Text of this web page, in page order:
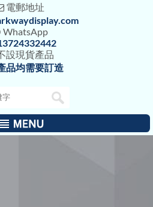
電郵地址
WhatsApp
設現貨產品
品均需要訂造